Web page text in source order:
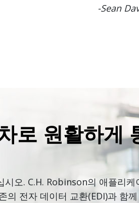
-Sean
로 원활하게
시오. C.H. Robinson의 애플리케
의 전자 데이터 교환(EDI)과 함